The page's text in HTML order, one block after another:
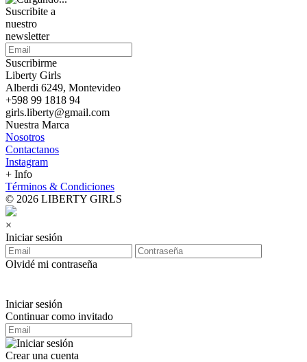
Suscribite a
nuestro
newsletter
Suscribirme
Liberty Girls
Alberdi 6249, Montevideo
+598 99 1818 94
girls.liberty@gmail.com
Nuestra Marca
Nosotros
Contactanos
Instagram
+ Info
Términos & Condiciones
© 2026 LIBERTY GIRLS
×
Iniciar sesión
Olvidé mi contraseña
Iniciar sesión
Continuar como invitado
Crear una cuenta